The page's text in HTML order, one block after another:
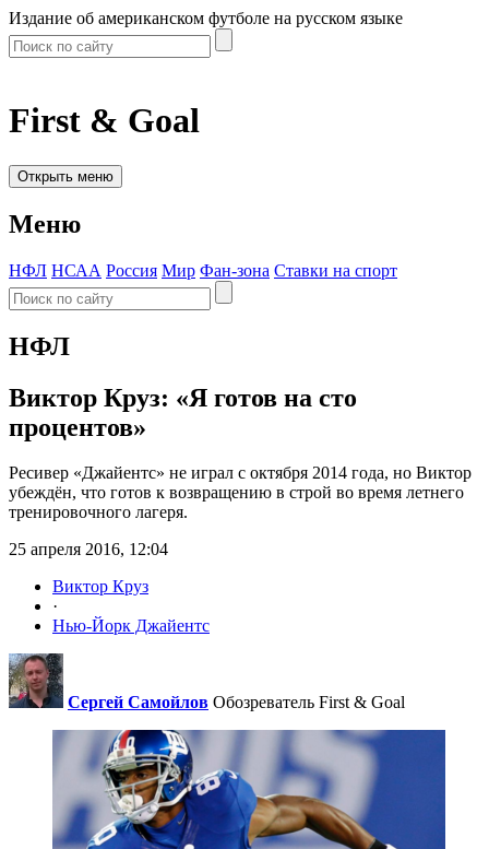
Издание об американском футболе на русском языке
First & Goal
Открыть меню
Меню
НФЛ НСАА Россия Мир Фан-зона Ставки на спорт
НФЛ
Виктор Круз: «Я готов на сто
процентов»
Ресивер «Джайентс» не играл с октября 2014 года, но Виктор
убеждён, что готов к возвращению в строй во время летнего
тренировочного лагеря.
25 апреля 2016, 12:04
Виктор Круз
·
Нью-Йорк Джайентс
Сергей Самойлов Обозреватель First & Goal